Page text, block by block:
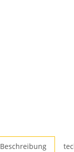
Beschreibung